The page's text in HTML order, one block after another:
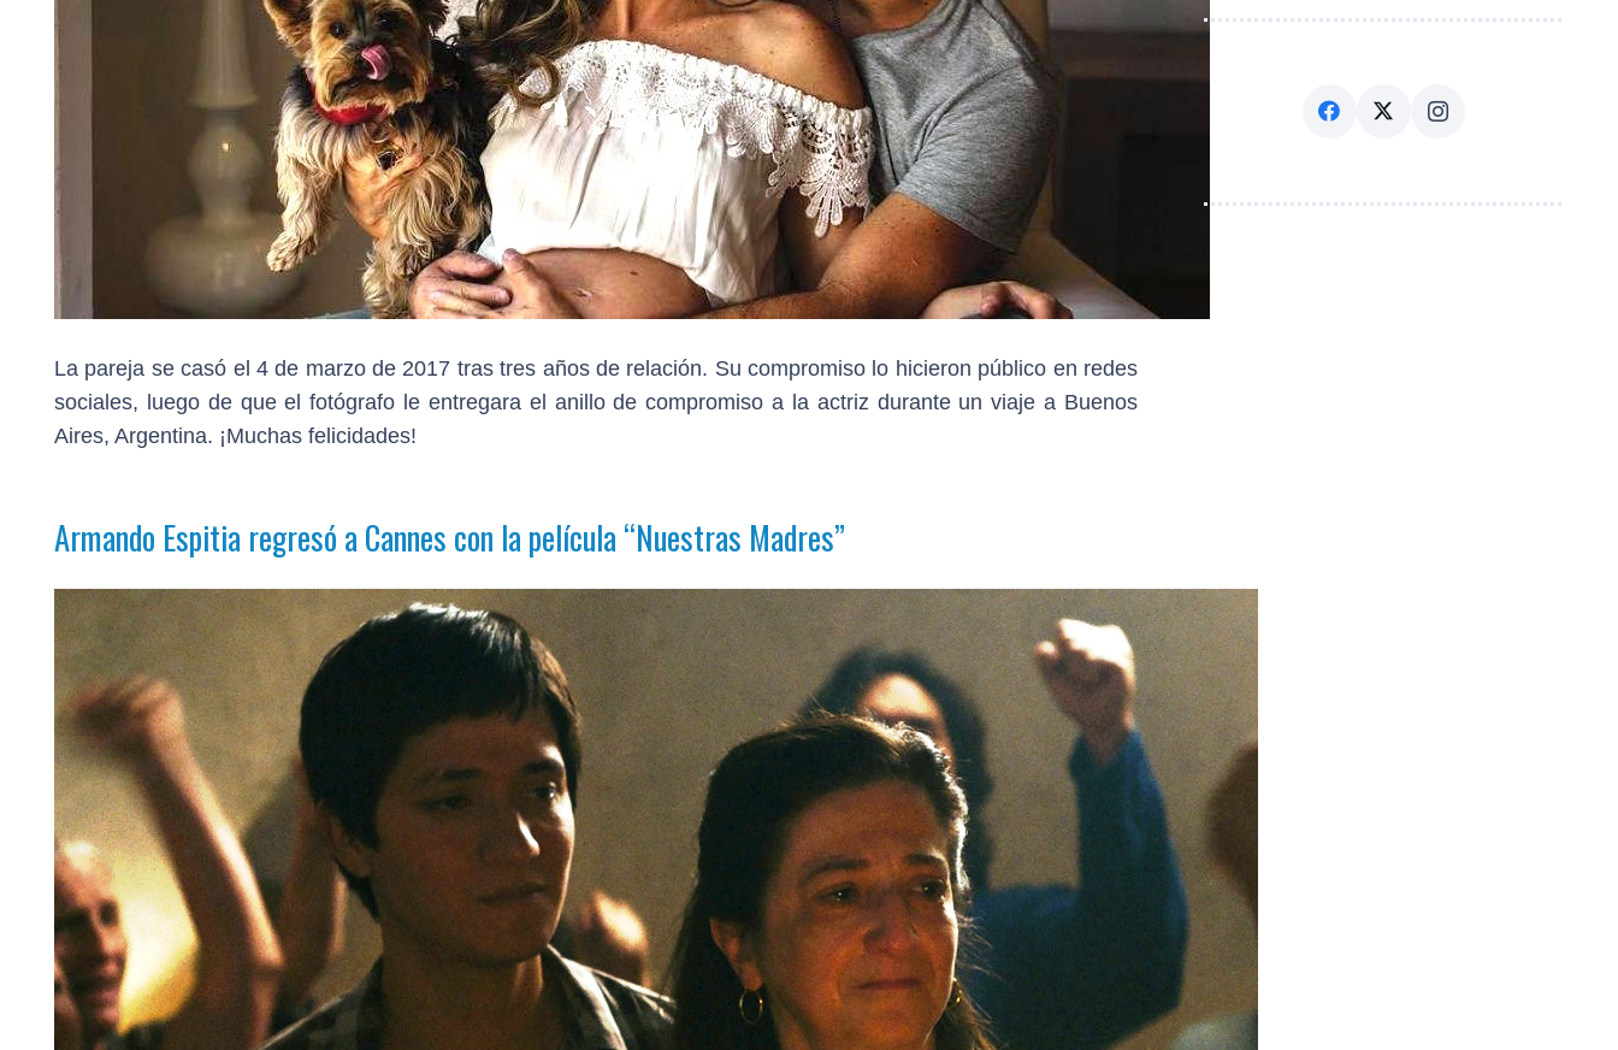
La pareja se casó el 4 de marzo de 2017 tras tres años de relación. Su compromiso lo hicieron público en redes
sociales, luego de que el fotógrafo le entregara el anillo de compromiso a la actriz durante un viaje a Buenos
Aires, Argentina. ¡Muchas felicidades!
Armando Espitia regresó a Cannes con la película“Nuestras Madres”